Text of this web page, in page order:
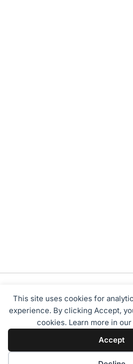
This site uses cookies for
experience. By clicking Accept,
cookies. Learn more in our
Accept
Tentang Kami Redaksi
Pedoman Media